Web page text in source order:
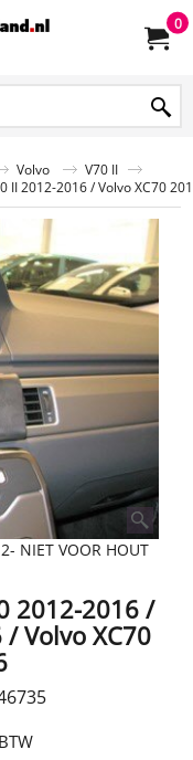
0
Volvo
V70 II
II 2012-2016 / Volvo XC70
NIET VOOR HOUT
2012-2016 /
Volvo XC70